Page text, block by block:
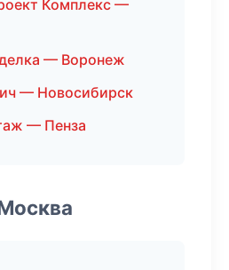
Комплекс —
— Воронеж
— Новосибирск
— Пенза